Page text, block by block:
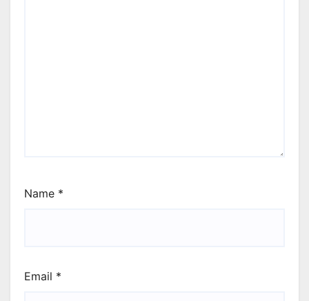
Name *
Email *